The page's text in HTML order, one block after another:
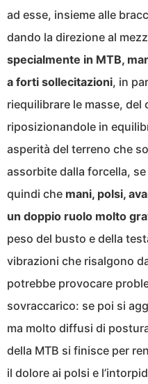
ad esse, insieme alle
dando la direzione al
specialmente in MTB,
a forti sollecitazioni, in
riequilibrare le masse, del
riposizionandole in
asperità del terreno che
assorbite dalla forcella,
quindi che mani, polsi,
un doppio ruolo molto
peso del busto e della
vibrazioni che risalgono
potrebbe provocare
sovraccarico: se poi si
ma molto diffusi di
della MTB si finisce per
il dolore ai polsi e